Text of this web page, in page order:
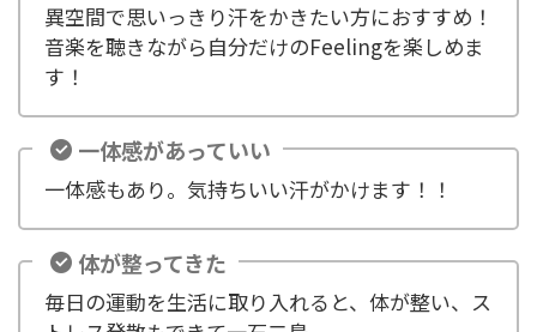
異空間で思いっきり汗をかきたい方におすすめ！
音楽を聴きながら自分だけのFeelingを楽しめま
す！
一体感があっていい
一体感もあり。気持ちいい汗がかけます！！
体が整ってきた
毎日の運動を生活に取り入れると、体が整い、ス